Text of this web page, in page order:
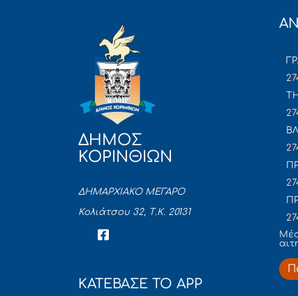
ΔΗΜΟΣ
ΚΟΡΙΝΘΙΩΝ
ΔΗΜΑΡΧΙΑΚΟ ΜΕΓΑΡΟ
Κολιάτσου 32, Τ.Κ. 20131
ΚΑΤΕΒΑΣΕ ΤΟ APP